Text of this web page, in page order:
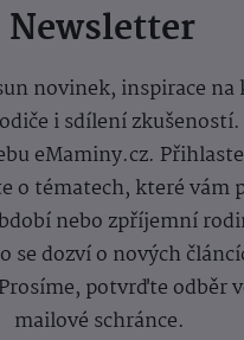
Newsletter
novinek, inspirace na
i sdílení
eMaminy.cz.
o tématech, které vám
nebo zpříjemní
se dozví o nových
potvrďte odběr
mailové schránce.